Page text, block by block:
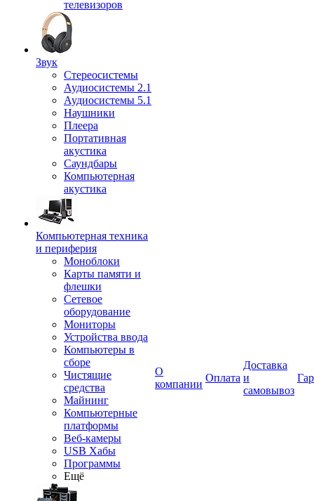
телевизоров
Звук
Стереосистемы
Аудиосистемы 2.1
Аудиосистемы 5.1
Наушники
Плеера
Портативная
акустика
Саундбары
Компьютерная
акустика
Компьютерная техника
и периферия
Моноблоки
Карты памяти и
флешки
Сетевое
оборудование
Мониторы
Устройства ввода
Компьютеры в
сборе
Чистящие
средства
Майнинг
Компьютерные
платформы
Веб-камеры
USB Хабы
Программы
Ещё
О
компании
Оплата
Доставка
и
самовывоз